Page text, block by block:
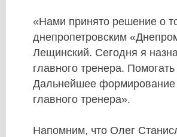
«Нами принято решение о
днепропетровским
Лещинский. Сегодня я
главного тренера.
Дальнейшее формирование
главного тренера».
Напомним, что Олег